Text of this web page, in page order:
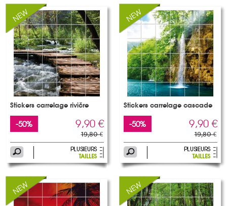
Stickers carrelage rivière
-50% 9,90 €
19,80 €
Stickers carrelage cascade
-50% 9,90 €
19,80 €